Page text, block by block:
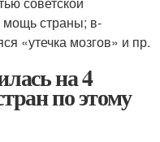
страны; в-
«утечка мозгов» и пр.
на 4
по этому